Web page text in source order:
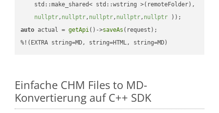
    std::make_shared< std::wstring >(remoteFolder),
nullptr, nullptr, nullptr, nullptr, nullptr ))
auto actual = getApi()->saveAs (request);
%!(EXTRA string=MD, string=HTML, string=MD)
Einfache CHM Files to MD-
Konvertierung auf C++ SDK